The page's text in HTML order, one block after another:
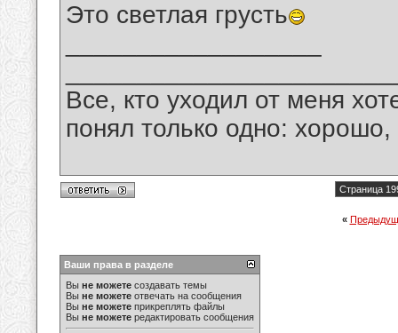
Это светлая грусть
Все, кто уходил от меня
понял только одно:
Страница
«
Ваши права в разделе
Вы не можете создавать темы
Вы не можете отвечать на сообщения
Вы не можете прикреплять файлы
Вы не можете редактировать сообщения